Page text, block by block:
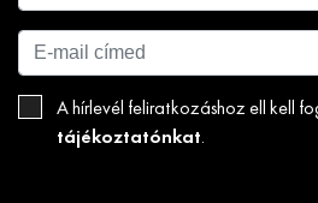
A hírlevél feliratkozáshoz ell kell
tájékoztatónkat.